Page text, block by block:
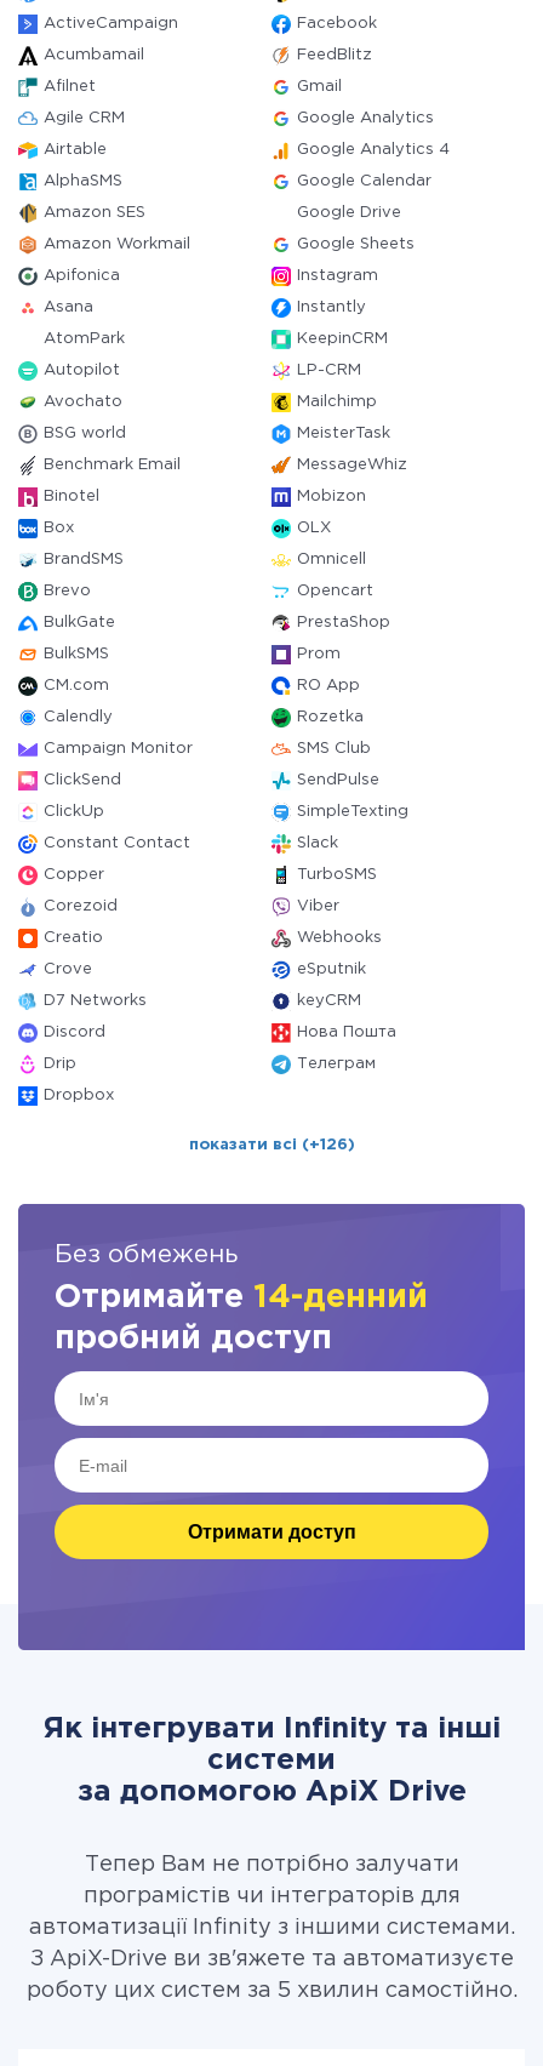
ActiveCampaign Facebook
Acumbamail FeedBlitz
Afilnet Gmail
Agile CRM Google Analytics
Airtable Google Analytics 4
AlphaSMS Google Calendar
Amazon SES Google Drive
Amazon Workmail Google Sheets
Apifonica Instagram
Asana Instantly
AtomPark KeepinCRM
Autopilot LP-CRM
Avochato Mailchimp
BSG world MeisterTask
Benchmark Email MessageWhiz
Binotel Mobizon
Box OLX
BrandSMS Omnicell
Brevo Opencart
BulkGate PrestaShop
BulkSMS Prom
CM.com RO App
Calendly Rozetka
Campaign Monitor SMS Club
ClickSend SendPulse
ClickUp SimpleTexting
Constant Contact Slack
Copper TurboSMS
Corezoid Viber
Creatio Webhooks
Crove eSputnik
D7 Networks keyCRM
Discord Нова Пошта
Drip Телеграм
Dropbox
показати всі (+126)
Без обмежень
Отримайте 14-денний
пробний доступ
Отримати доступ
Як інтегрувати Infinity та інші
системи
за допомогою ApiX Drive
Тепер Вам не потрібно залучати
програмістів чи інтеграторів для
автоматизації Infinity з іншими системами.
З ApiX-Drive ви зв'яжете та автоматизуєте
роботу цих систем за 5 хвилин самостійно.